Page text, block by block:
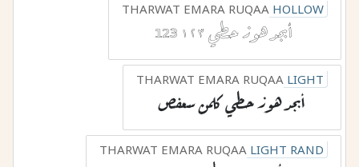
THARWAT EMARA RUQAA HOLLOW
أبجد هوز حطي ١٢٣ 123
THARWAT EMARA RUQAA LIGHT
أبجد هوز حطي كلمن سعفص
THARWAT EMARA RUQAA LIGHT RAND